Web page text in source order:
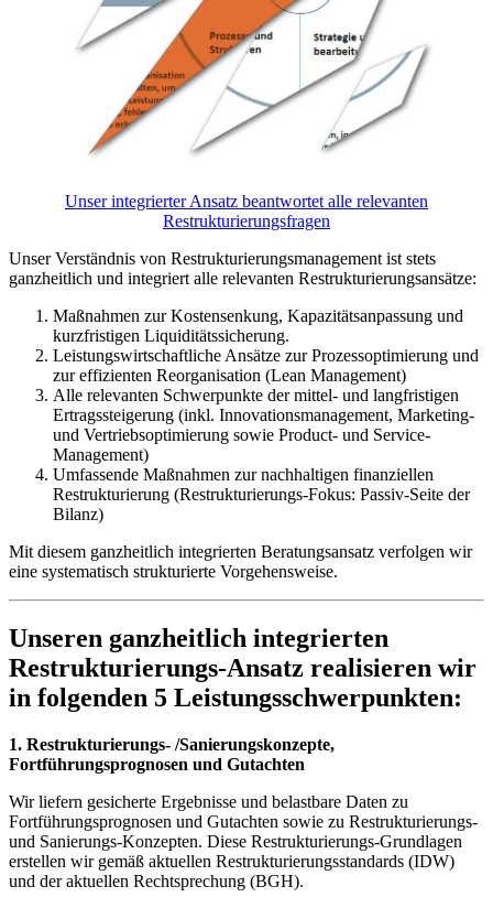
Unser integrierter Ansatz beantwortet alle relevanten
Restrukturierungsfragen
Unser Verständnis von Restrukturierungsmanagement ist stets
ganzheitlich und integriert alle relevanten Restrukturierungsansätze:
Maßnahmen zur Kostensenkung, Kapazitätsanpassung und
kurzfristigen Liquiditätssicherung.
Leistungswirtschaftliche Ansätze zur Prozessoptimierung und
zur effizienten Reorganisation (Lean Management)
Alle relevanten Schwerpunkte der mittel- und langfristigen
Ertragssteigerung (inkl. Innovationsmanagement, Marketing-
und Vertriebsoptimierung sowie Product- und Service-
Management)
Umfassende Maßnahmen zur nachhaltigen finanziellen
Restrukturierung (Restrukturierungs-Fokus: Passiv-Seite der
Bilanz)
Mit diesem ganzheitlich integrierten Beratungsansatz verfolgen wir
eine systematisch strukturierte Vorgehensweise.
Unseren ganzheitlich integrierten
Restrukturierungs-Ansatz realisieren wir
in folgenden 5 Leistungsschwerpunkten:
1. Restrukturierungs- /Sanierungskonzepte,
Fortführungsprognosen und Gutachten
Wir liefern gesicherte Ergebnisse und belastbare Daten zu
Fortführungsprognosen und Gutachten sowie zu Restrukturierungs-
und Sanierungs-Konzepten. Diese Restrukturierungs-Grundlagen
erstellen wir gemäß aktuellen Restrukturierungsstandards (IDW)
und der aktuellen Rechtsprechung (BGH).